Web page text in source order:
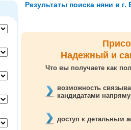
Результаты поиска няни в
Надежный и
Что вы получаете как
возможность
кандидатами
доступ к детальным